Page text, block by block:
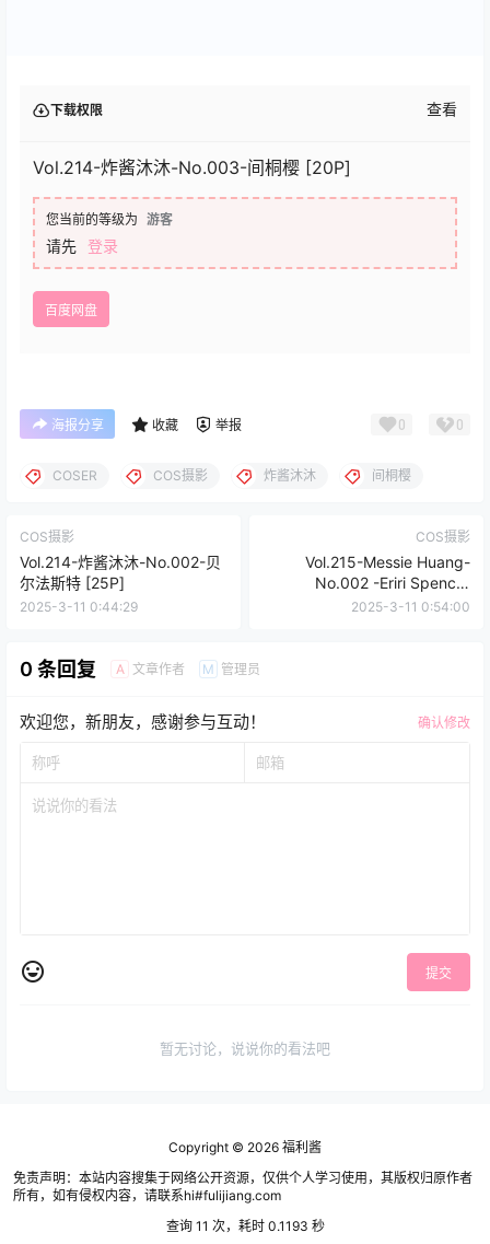
下载权限 查看
Vol.214-炸酱沐沐-No.003-间桐樱 [20P]
您当前的等级为 游客
请先 登录
百度网盘
海报分享 收藏 举报 0 0
COSER COS摄影 炸酱沐沐 间桐樱
COS摄影
Vol.214-炸酱沐沐-No.002-贝
尔法斯特 [25P]
2025-3-11 0:44:29
COS摄影
Vol.215-Messie Huang-
No.002 -Eriri Spencer
Sawamura [26P]
2025-3-11 0:54:00
0 条回复 A 文章作者 M 管理员
欢迎您，新朋友，感谢参与互动！ 确认修改
提交
暂无讨论，说说你的看法吧
Copyright © 2026 福利酱
免责声明：本站内容搜集于网络公开资源，仅供个人学习使用，其版权归原作者
所有，如有侵权内容，请联系hi#fulijiang.com
查询 11 次，耗时 0.1193 秒